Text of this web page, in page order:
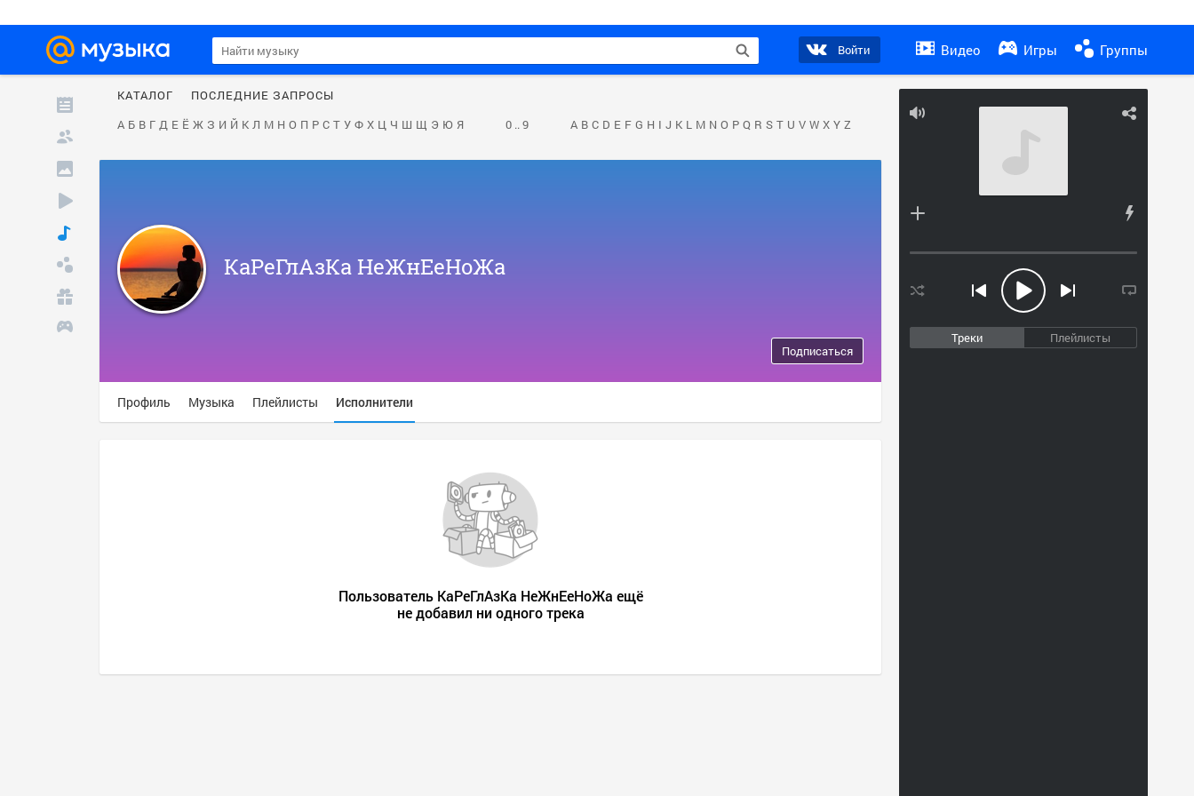
Войти Видео Игры Группы
Треки Плейлисты
КАТАЛОГ
ПОСЛЕДНИЕ ЗАПРОСЫ
А Б В Г Д Е Ё Ж З И Й К Л М Н О П Р С Т У Ф Х Ц Ч Ш Щ Э Ю Я 0 .. 9 A B C D E F G H I J K L M N O P Q R S T U V W X Y Z
КаРеГлАзКа НеЖнЕеНоЖа
Подписаться
Профиль Музыка Плейлисты Исполнители
Пользователь КаРеГлАзКа НеЖнЕеНоЖа ещё
не добавил ни одного трека